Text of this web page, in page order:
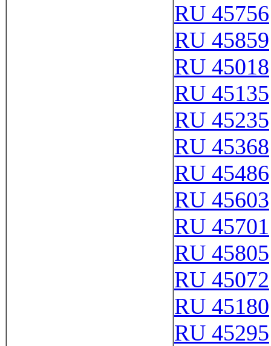
RU 45756
RU 45859
RU 45018
RU 45135
RU 45235
RU 45368
RU 45486
RU 45603
RU 45701
RU 45805
RU 45072
RU 45180
RU 45295